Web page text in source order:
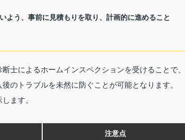
よう、事前に見積もりを取り、計画的に進めること
士によるホームインスペクションを受けることで、
のトラブルを未然に防ぐことが可能となります。
ます。
注意点